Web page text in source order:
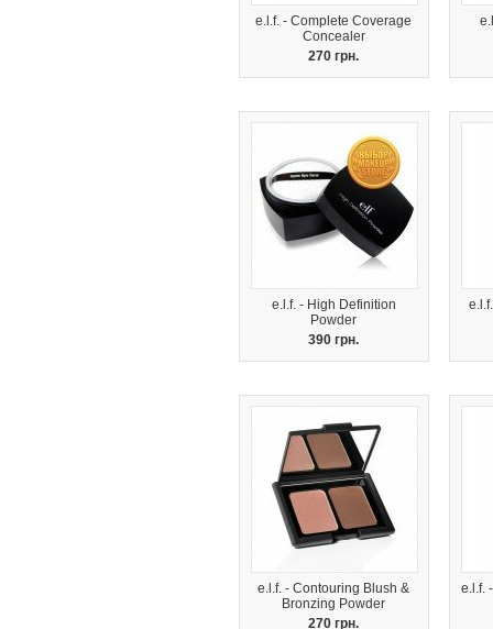
e.l.f. - Complete Coverage
Concealer
270 грн.
e.l.f. - High Definition
Powder
390 грн.
e.l.f. - Contouring Blush &
Bronzing Powder
270 грн.
e.l.f.